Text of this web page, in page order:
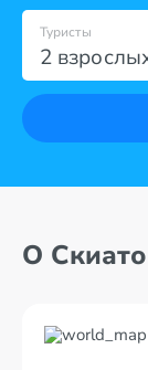
2
Туристы
О